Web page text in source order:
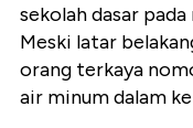
sekolah dasar pada
Meski latar
orang terkaya
air minum dalam